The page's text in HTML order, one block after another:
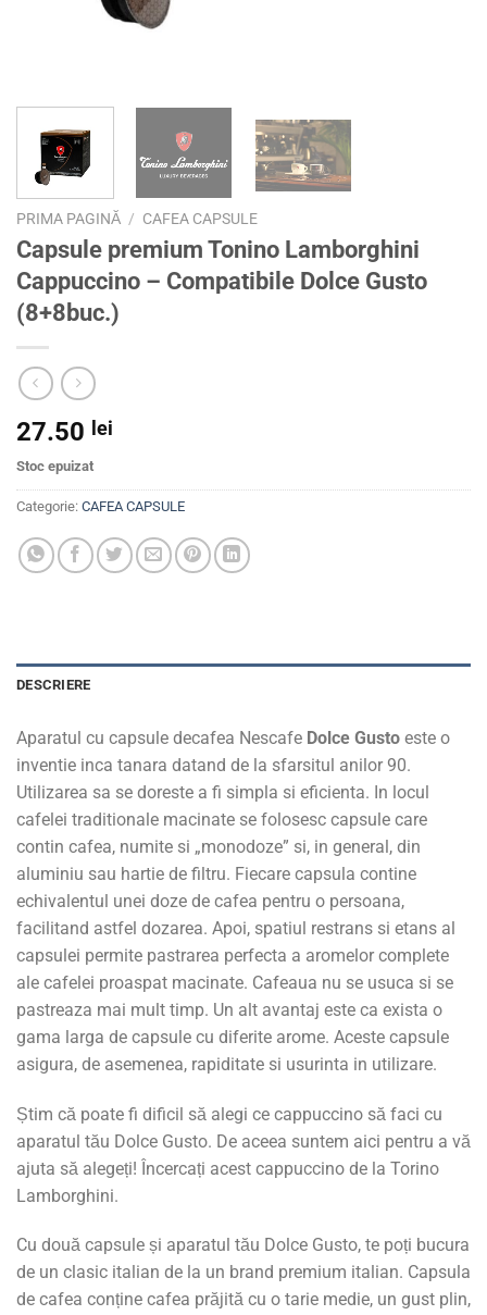
PRIMA PAGINĂ / CAFEA CAPSULE
Capsule premium Tonino Lamborghini
Cappuccino – Compatibile Dolce Gusto
(8+8buc.)
27.50 lei
Stoc epuizat
Categorie: CAFEA CAPSULE
DESCRIERE
Aparatul cu capsule decafea Nescafe Dolce Gusto este o
inventie inca tanara datand de la sfarsitul anilor 90.
Utilizarea sa se doreste a fi simpla si eficienta. In locul
cafelei traditionale macinate se folosesc capsule care
contin cafea, numite si „monodoze” si, in general, din
aluminiu sau hartie de filtru. Fiecare capsula contine
echivalentul unei doze de cafea pentru o persoana,
facilitand astfel dozarea. Apoi, spatiul restrans si etans al
capsulei permite pastrarea perfecta a aromelor complete
ale cafelei proaspat macinate. Cafeaua nu se usuca si se
pastreaza mai mult timp. Un alt avantaj este ca exista o
gama larga de capsule cu diferite arome. Aceste capsule
asigura, de asemenea, rapiditate si usurinta in utilizare.
Știm că poate fi dificil să alegi ce cappuccino să faci cu
aparatul tău Dolce Gusto. De aceea suntem aici pentru a vă
ajuta să alegeți! Încercați acest cappuccino de la Torino
Lamborghini.
Cu două capsule și aparatul tău Dolce Gusto, te poți bucura
de un clasic italian de la un brand premium italian. Capsula
de cafea conține cafea prăjită cu o tarie medie, un gust plin,